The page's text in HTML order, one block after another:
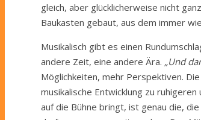
gleich, aber glücklicherweise nicht
Baukasten gebaut, aus dem immer
Musikalisch gibt es einen
andere Zeit, eine andere Ära. „Und
Möglichkeiten, mehr Perspektiven.
musikalische Entwicklung zu
auf die Bühne bringt, ist genau die,